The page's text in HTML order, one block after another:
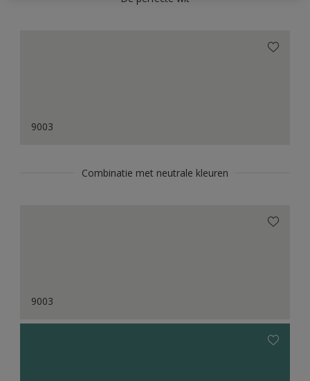
9003
Combinatie met neutrale kleuren
9003